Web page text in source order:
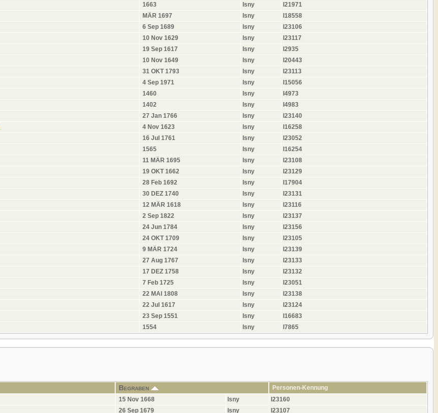
1663 Isny
I21971
MÄR 1697 Isny
I18558
6 Sep 1689 Isny
I23106
10 Nov 1629 Isny
I23117
19 Sep 1617 Isny
I2935
10 Nov 1649 Isny
I20443
31 OKT 1793 Isny
I23113
4 Sep 1971 Isny
I15056
1460 Isny
I4973
1402 Isny
I4983
27 Jan 1766 Isny
I23140
4 Nov 1623 Isny
I16258
16 Jul 1761 Isny
I23052
1565 Isny
I16254
11 MÄR 1695 Isny
I23108
19 OKT 1662 Isny
I23129
28 Feb 1692 Isny
I17904
30 DEZ 1740 Isny
I23131
12 MÄR 1618 Isny
I23116
2 Sep 1822 Isny
I23137
24 Jun 1784 Isny
I23156
24 OKT 1709 Isny
I23105
9 MÄR 1724 Isny
I23139
27 Aug 1767 Isny
I23133
17 DEZ 1758 Isny
I23132
7 Feb 1725 Isny
I23051
22 MAI 1808 Isny
I23138
22 Jul 1617 Isny
I23124
23 Sep 1551 Isny
I16683
1554 Isny I7865
Begraben
Personen-Kennung
15 Nov 1668 Isny
I23160
26 Sep 1679 Isny I23107